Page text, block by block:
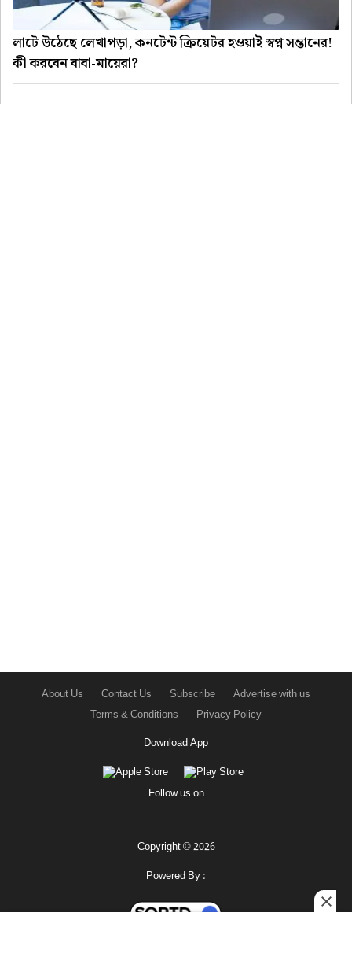
লাটে উঠেছে লেখাপড়া, কনটেন্ট ক্রিয়েটর হওয়াই স্বপ্ন সন্তানের!
কী করবেন বাবা-মায়েরা?
About Us Contact Us Subscribe
Advertise with us
Terms & Conditions
Privacy Policy
Download App
Follow us on
Copyright © 2026
Powered By :